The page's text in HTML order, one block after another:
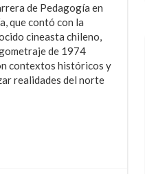
de Pedagogía en
que contó con la
cineasta chileno,
de 1974
contextos históricos y
realidades del norte